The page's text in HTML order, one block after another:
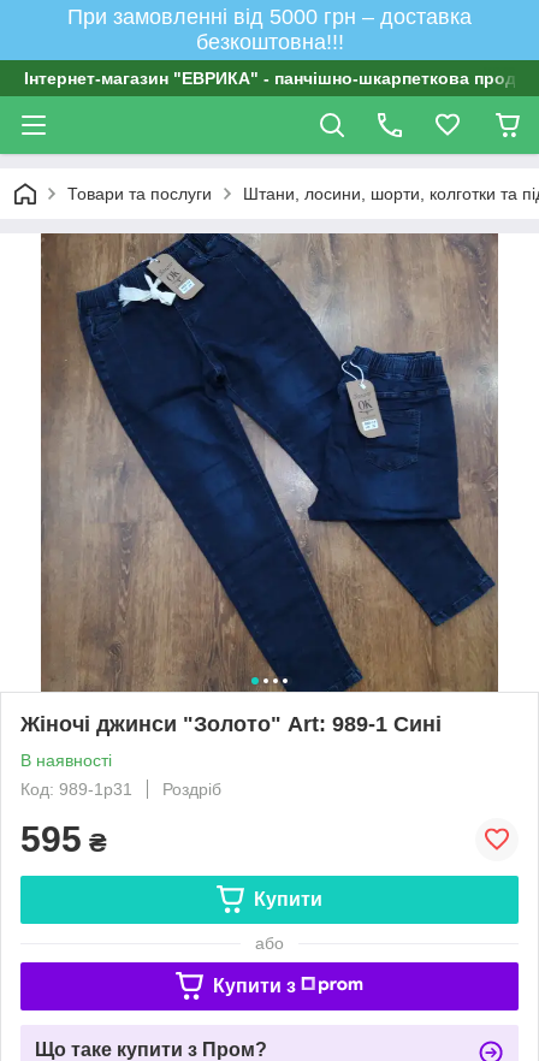
При замовленні від 5000 грн – доставка
безкоштовна!!!
Інтернет-магазин "ЕВРИКА" - панчішно-шкарпеткова
Товари та послуги Штани, лосини, шорти, колготки та
Жіночі джинси "Золото" Art: 989-1 Сині
В наявності
Код: 989-1р31
Роздріб
595 ₴
Купити
або
Купити з
Що таке купити з Пром?